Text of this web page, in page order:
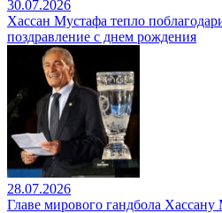
30.07.2026
Хассан Мустафа тепло
поздравление с днем рождения
28.07.2026
Главе мирового гандбола